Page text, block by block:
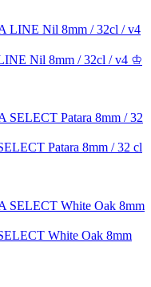
Nil 8mm / 32cl / v4 ♔
Patara 8mm / 32 cl
White Oak 8mm